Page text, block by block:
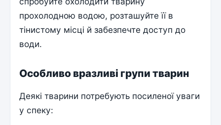
прохолодною водою, розташуйте її в
тінистому місці й забезпечте доступ до
води.
Особливо вразливі групи тварин
Деякі тварини потребують посиленої уваги
у спеку: